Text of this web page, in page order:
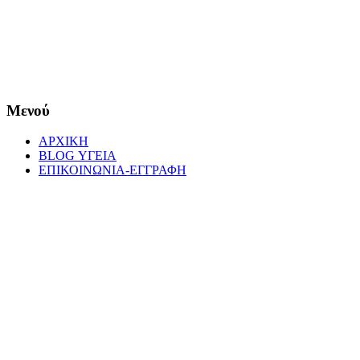
Μενού
ΑΡΧΙΚΗ
BLOG ΥΓΕΙΑ
ΕΠΙΚΟΙΝΩΝΙΑ-ΕΓΓΡΑΦΗ